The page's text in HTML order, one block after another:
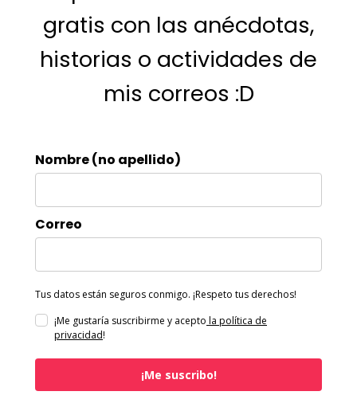
gratis con las anécdotas,
historias o actividades de
mis correos :D
Nombre (no apellido)
Correo
Tus datos están seguros conmigo. ¡Respeto tus derechos!
¡Me gustaría suscribirme y acepto la política de
privacidad!
¡Me suscribo!